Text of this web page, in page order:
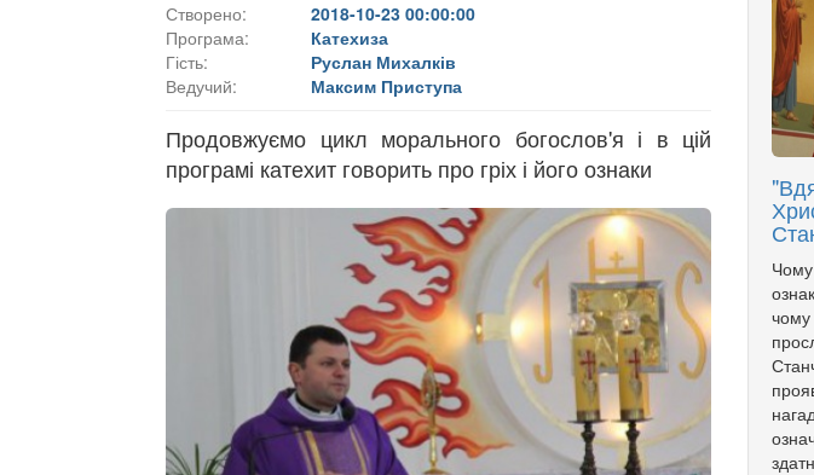
Створено:
2018-10-23 00:00:00
Програма:
Катехиза
Гість:
Руслан Михалків
Ведучий:
Максим Приступа
Продовжуємо цикл морального богослов'я і в цій
програмі катехит говорить про гріх і його ознаки
Чому